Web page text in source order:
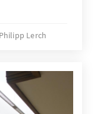
Philipp Lerch